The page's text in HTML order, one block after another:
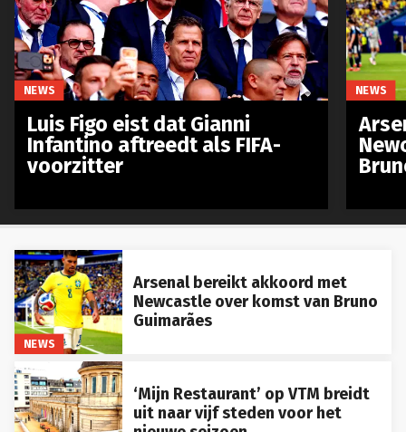
NEWS
Newcastle over komst van Bruno
Guimarães
uit naar vijf steden voor het
nieuwe seizoen
NEWS
Luis Figo eist dat Gianni
Infantino aftreedt als FIFA-
voorzitter
NEWS